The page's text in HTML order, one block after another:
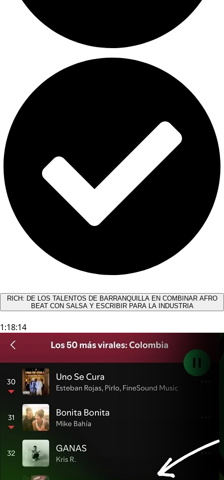
RICH: DE LOS TALENTOS DE BARRANQUILLA EN COMBINAR AFRO
BEAT CON SALSA Y ESCRIBIR PARA LA INDUSTRIA
1:18:14